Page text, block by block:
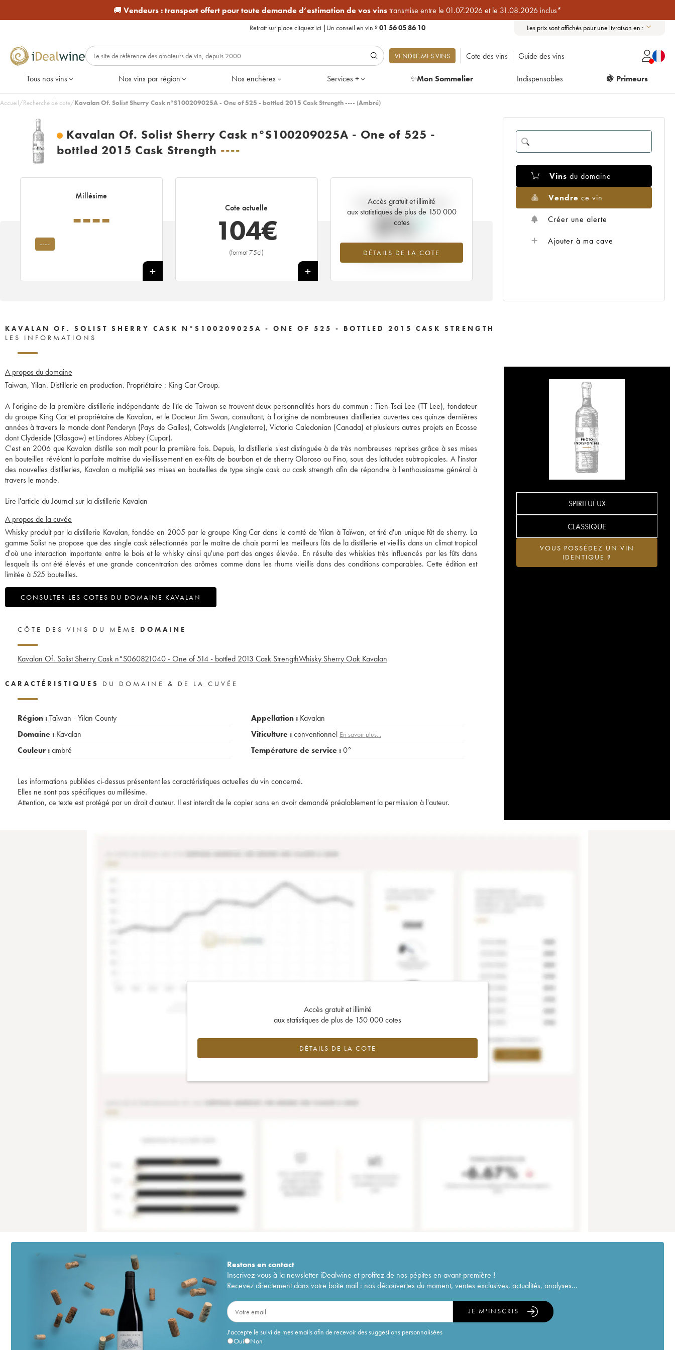
🚚 Vendeurs :transport offert pour toute demande d’estimation de vos vinstransmise entre le 01.07.2026 et le 31.08.2026 inclus*
Retrait sur place cliquez ici | Un conseil en vin ?01 56 05 86 10 Les prix sont affichés pour une livraison en :
VENDRE MES VINS Cote des vins Guide des vins
Tous nos vins Nos vins par région Nos enchères Services + ✨Mon Sommelier Indispensables 🍇 Primeurs
Accueil/Recherche de cote/Kavalan Of. Solist Sherry Cask n°S100209025A - One of 525 - bottled 2015 Cask Strength ---- (Ambré)
Kavalan Of. Solist Sherry Cask n°S100209025A - One of 525 -
bottled 2015 Cask Strength ----
Millésime
----
----
Cote actuelle
104€
(format 75cl)
+
Accès gratuit et illimité
aux statistiques de plus de 150 000
cotes
DÉTAILS DE LA COTE
Tendance actuelle de la cote
0%
Tendance à la hausse du millésime ----
en 2026 par rapport à 2025
Vins du domaine
Vendre ce vin
Créer une alerte
Ajouter à ma cave
KAVALAN OF. SOLIST SHERRY CASK N°S100209025A - ONE OF 525 - BOTTLED 2015 CASK STRENGTH
LES INFORMATIONS
A propos du domaine
Taiwan, Yilan. Distillerie en production. Propriétaire : King Car Group.
A l'origine de la première distillerie indépendante de l'île de Taiwan se trouvent deux personnalités hors du commun : Tien-Tsai Lee (TT Lee), fondateur
du groupe King Car et propriétaire de Kavalan, et le Docteur Jim Swan, consultant, à l'origine de nombreuses distilleries ouvertes ces quinze dernières
années à travers le monde dont Penderyn (Pays de Galles), Cotswolds (Angleterre), Victoria Caledonian (Canada) et plusieurs autres projets en Ecosse
dont Clydeside (Glasgow) et Lindores Abbey (Cupar).
C'est en 2006 que Kavalan distille son malt pour la première fois. Depuis, la distillerie s'est distinguée à de très nombreuses reprises grâce à ses mises
en bouteilles révélant la parfaite maîtrise du vieillissement en ex-fûts de bourbon et de sherry Oloroso ou Fino, sous des latitudes subtropicales. A l'instar
des nouvelles distilleries, Kavalan a multiplié ses mises en bouteilles de type single cask ou cask strength afin de répondre à l'enthousiasme général à
travers le monde.
Lire l'article du Journal sur la distillerie Kavalan
A propos de la cuvée
Whisky produit par la distillerie Kavalan, fondée en 2005 par le groupe King Car dans le comté de Yilan à Taïwan, et tiré d'un unique fût de sherry. La
gamme Solist ne propose que des single cask sélectionnés par le maître de chais parmi les meilleurs fûts de la distillerie et vieillis dans un climat tropical
d'où une interaction importante entre le bois et le whisky ainsi qu'une part des anges élevée. En résulte des whiskies très influencés par les fûts dans
lesquels ils ont été élevés et une grande concentration des arômes comme dans les rhums vieillis dans des conditions comparables. Cette édition est
limitée à 525 bouteilles.
CONSULTER LES COTES DU DOMAINE KAVALAN
SPIRITUEUX
CLASSIQUE
VOUS POSSÉDEZ UN VIN
IDENTIQUE ?
CÔTE DES VINS DU MÊME DOMAINE
Kavalan Of. Solist Sherry Cask n°S060821040 - One of 514 - bottled 2013 Cask StrengthWhisky Sherry Oak Kavalan
CARACTÉRISTIQUES DU DOMAINE & DE LA CUVÉE
Région :Taïwan - Yilan County
Domaine : Kavalan
Couleur :ambré
Appellation : Kavalan
Viticulture :conventionnel En savoir plus...
Température de service :0°
Les informations publiées ci-dessus présentent les caractéristiques actuelles du vin concerné.
Elles ne sont pas spécifiques au millésime.
Attention, ce texte est protégé par un droit d'auteur. Il est interdit de le copier sans en avoir demandé préalablement la permission à l'auteur.
Accès gratuit et illimité
aux statistiques de plus de 150 000 cotes
DÉTAILS DE LA COTE
Restons encontact
Inscrivez-vous à la newsletter iDealwine et profitez de nos pépites en avant-première !
Recevez directement dans votre boîte mail : nos découvertes du moment, ventes exclusives, actualités, analyses...
J'accepte le suivi de mes emails afin de recevoir des suggestions personnalisées
Oui
Non
JE M'INSCRIS